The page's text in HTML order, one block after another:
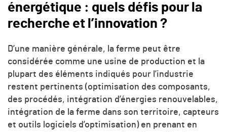
énergétique : quels défis pour la
recherche et l’innovation ?
D’une manière générale, la ferme peut être
considérée comme une usine de production et la
plupart des éléments indiqués pour l’industrie
restent pertinents (optimisation des composants,
des procédés, intégration d’énergies renouvelables,
intégration de la ferme dans son territoire, capteurs
et outils logiciels d’optimisation) en prenant en